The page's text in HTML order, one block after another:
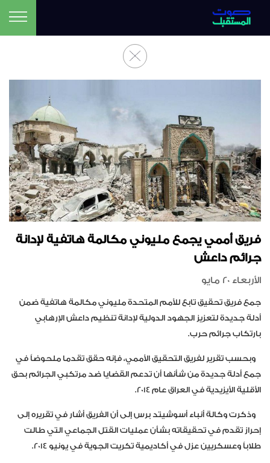
فريق أممي يجمع مليوني مكالمة هاتفية لإدانة
جرائم داعش
الأربعاء 20 مايو
جمع فريق تحقيق تابع للأمم المتحدة مليوني مكالمة هاتفية ضمن
أدلة جديدة لتعزيز الجهود الدولية لإدانة تنظيم داعش الإرهابي
بارتكاب جرائم حرب.
وبحسب تقرير لفريق التحقيق الأممي، فإنه حقق تقدما ملحوضاً في
جمع أدلة جديدة من شأنها أن تدعم القضايا ضد مرتكبي الجرائم بحق
الأقلية الأيزيدية في العراق عام
وذكرت وكالة أنباء أسوشيتد برس إلى أن الفريق أشار في تقريره إلى
إحراز تقدم في تحقيقاته بشأن عمليات القتل الجماعي التي طالت
طلابا وعسكريين عزل في أكاديمية تكريت الجوية في يونيو